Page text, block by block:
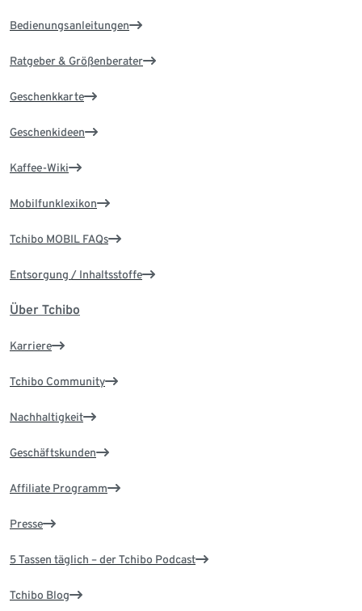
Bedienungsanleitungen
Ratgeber & Größenberater
Geschenkkarte
Geschenkideen
Kaffee-Wiki
Mobilfunklexikon
Tchibo MOBIL FAQs
Entsorgung / Inhaltsstoffe
Über Tchibo
Karriere
Tchibo Community
Nachhaltigkeit
Geschäftskunden
Affiliate Programm
Presse
5 Tassen täglich – der Tchibo Podcast
Tchibo Blog